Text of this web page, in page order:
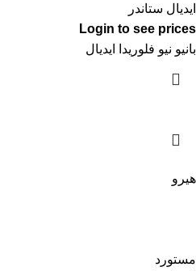
ايديال ستاندر
Login to see prices
بانيو نيو فلوريدا ايديال
هيرو
مستورد